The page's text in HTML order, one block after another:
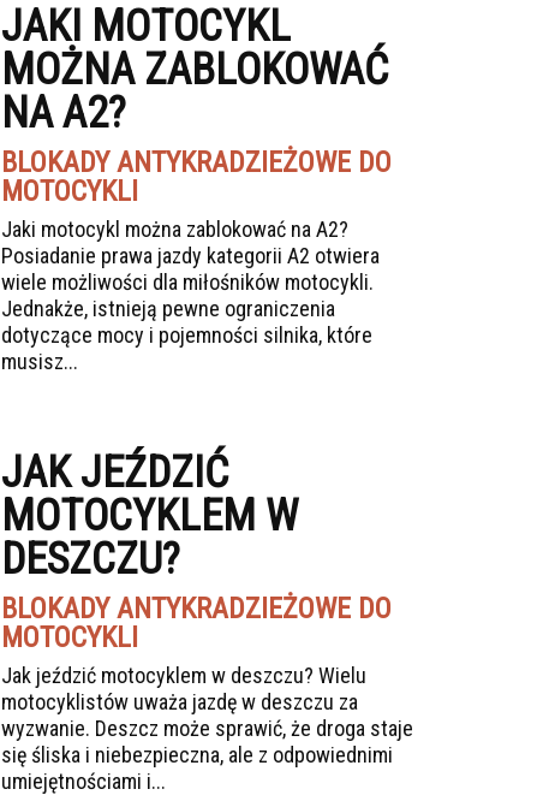
JAKI MOTOCYKL
MOŻNA ZABLOKOWAĆ
NA A2?
BLOKADY ANTYKRADZIEŻOWE DO
MOTOCYKLI
Jaki motocykl można zablokować na A2?
Posiadanie prawa jazdy kategorii A2 otwiera
wiele możliwości dla miłośników motocykli.
Jednakże, istnieją pewne ograniczenia
dotyczące mocy i pojemności silnika, które
musisz...
JAK JEŹDZIĆ
MOTOCYKLEM W
DESZCZU?
BLOKADY ANTYKRADZIEŻOWE DO
MOTOCYKLI
Jak jeździć motocyklem w deszczu? Wielu
motocyklistów uważa jazdę w deszczu za
wyzwanie. Deszcz może sprawić, że droga staje
się śliska i niebezpieczna, ale z odpowiednimi
umiejętnościami i...